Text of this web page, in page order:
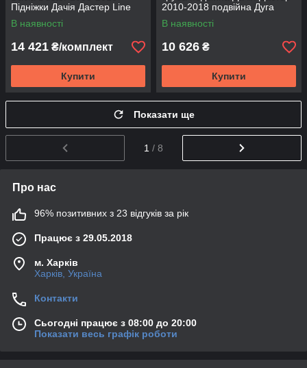
Підніжки Дачія Дастер Line
В наявності
14 421 ₴/комплект
Купити
2010-2018 подвійна Дуга
D70-42 на Dacia Duster 2010-
2018
В наявності
10 626 ₴
Купити
Показати ще
1 / 8
Про нас
96% позитивних з 23 відгуків за рік
Працює з 29.05.2018
м. Харків
Харків, Україна
Контакти
Сьогодні працює з 08:00 до 20:00
Показати весь графік роботи